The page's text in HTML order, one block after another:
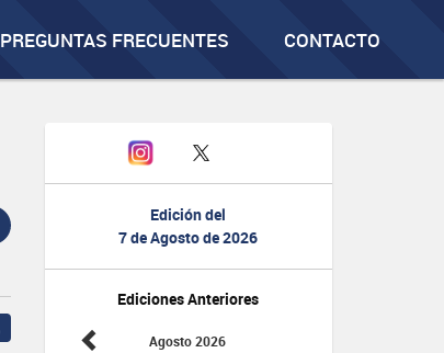
PREGUNTAS FRECUENTES CONTACTO
Edición del
7 de Agosto de 2026
Ediciones Anteriores
Agosto 2026